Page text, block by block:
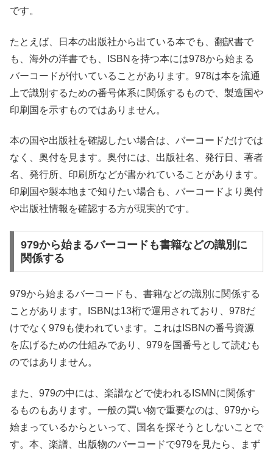
です。
たとえば、日本の出版社から出ている本でも、翻訳書で
も、海外の洋書でも、ISBNを持つ本には978から始まる
バーコードが付いていることがあります。978は本を流通
上で識別するための番号体系に関係するもので、製造国や
印刷国を示すものではありません。
本の国や出版社を確認したい場合は、バーコードだけでは
なく、奥付を見ます。奥付には、出版社名、発行日、著者
名、発行所、印刷所などが書かれていることがあります。
印刷国や製本地まで知りたい場合も、バーコードより奥付
や出版社情報を確認する方が現実的です。
979から始まるバーコードも書籍などの識別に
関係する
979から始まるバーコードも、書籍などの識別に関係する
ことがあります。ISBNは13桁で運用されており、978だ
けでなく979も使われています。これはISBNの番号資源
を広げるための仕組みであり、979を国番号として読むも
のではありません。
また、979の中には、楽譜などで使われるISMNに関係す
るものもあります。一般の買い物で重要なのは、979から
始まっているからといって、国名を探そうとしないことで
す。本、楽譜、出版物のバーコードで979を見たら、まず